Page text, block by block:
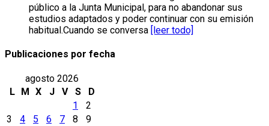
público a la Junta Municipal, para no abandonar sus
estudios adaptados y poder continuar con su emisión
habitual.Cuando se conversa [leer todo]
Publicaciones por fecha
agosto 2026
L
M X J V S
D
1
2
3
4 5 6 7 8
9